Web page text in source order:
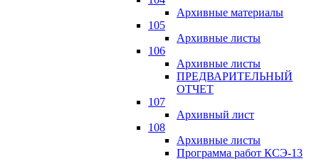
Архивные материалы
105
Архивные листы
106
Архивные листы
ПРЕДВАРИТЕЛЬНЫЙ
ОТЧЕТ
107
Архивный лист
108
Архивные листы
Программа работ КСЭ-13